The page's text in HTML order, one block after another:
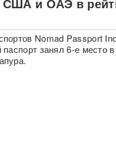
Nomad Passport
занял 6-е место